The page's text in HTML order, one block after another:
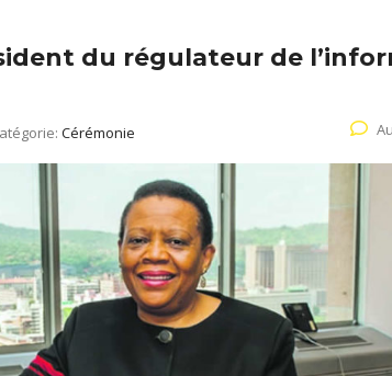
du régulateur de
Cérémonie